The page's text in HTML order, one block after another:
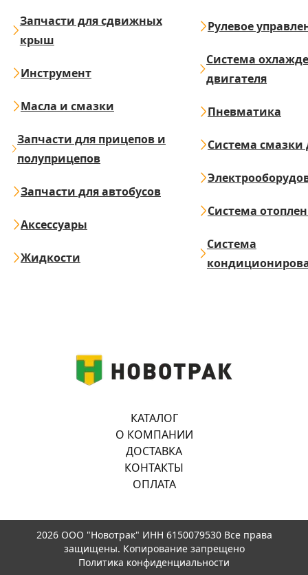
Запчасти для сдвижных
крыш
Инструмент
Масла и смазки
Запчасти для прицепов и
полуприцепов
Запчасти для автобусов
Аксессуары
Жидкости
Рулевое
Система
двигателя
Пневматика
Система смазки
Система
Система
КАТАЛОГ
О КОМПАНИИ
ДОСТАВКА
КОНТАКТЫ
ОПЛАТА
2026 ООО "Новотрак" ИНН 6150079530 Все права
защищены. Копирование запрещено
Политика конфиденциальности